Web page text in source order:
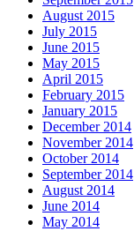
August 2015
July 2015
June 2015
May 2015
April 2015
February 2015
January 2015
December 2014
November 2014
October 2014
September 2014
August 2014
June 2014
May 2014